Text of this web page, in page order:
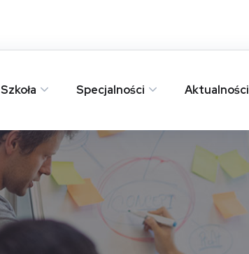
Szkoła Specjalności Aktualności